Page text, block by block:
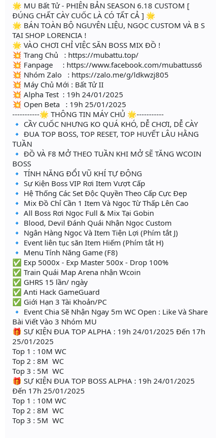
🌟 MU Bất Tử - PHIÊN BẢN SEASON 6.18 CUSTOM [
ĐÚNG CHẤT CÀY CUỐC LÀ CÓ TẤT CẢ ] 🌟
🌟 BÁN TOÀN BỘ NGUYÊN LIỆU, NGỌC CUSTOM VÀ B S
TẠI SHOP LORENCIA !
🌟 VÀO CHƠI CHỈ VIỆC SĂN BOSS MIX ĐỒ !
💥 Trang Chủ : https://mubattu.top/
💥 Fanpage : https://www.facebook.com/mubattuss6
💥 Nhóm Zalo : https://zalo.me/g/ldkwzj805
💥 Máy Chủ Mới : Bất Tử II
💥 Alpha Test : 19h 24/01/2025
💥 Open Beta : 19h 25/01/2025
-----------🌟 THÔNG TIN MÁY CHỦ 🌟-----------
🔹 CẦY CUỐC NHƯNG KO QUÁ KHÓ, DỄ CHƠI, DỄ CÀY
🔹 ĐUA TOP BOSS, TOP RESET, TOP HUYẾT LÂU HẰNG
TUẦN
🔹 ĐỒ VÀ F8 MỞ THEO TUẦN KHI MỞ SẼ TĂNG WCOIN
BOSS
🔹 TÍNH NĂNG ĐỔI VŨ KHÍ TỰ ĐỘNG
🔹 Sự Kiện Boss VIP Rơi Item Vượt Cấp
🔹 Hệ Thống Các Set Độc Quyền Theo Cấp Cực Đẹp
🔹 Mix Đồ Chỉ Cần 1 Item Và Ngọc Từ Thấp Lên Cao
🔹 All Boss Rơi Ngọc Full & Mix Tại Gobin
🔹 Blood, Devil Đánh Quái Nhận Ngọc Custom
🔹 Ngân Hàng Ngọc Và Item Tiện Lợi (Phím tắt J)
🔹 Event liên tục săn Item Hiếm (Phím tắt H)
🔹 Menu Tính Năng Game (F8)
✅ Exp 5000x - Exp Master 500x - Drop 100%
✅ Train Quái Map Arena nhận Wcoin
✅ GHRS 15 lần/ ngày
✅ Anti Hack GameGuard
✅ Giới Hạn 3 Tài Khoản/PC
🔹 Event Chia Sẽ Nhận Ngay 5m WC Open : Like Và Share
Bài Viết Vào 3 Nhóm MU
🎁 SỰ KIỆN ĐUA TOP ALPHA : 19h 24/01/2025 Đến 17h
25/01/2025
Top 1 : 10M WC
Top 2 : 8M WC
Top 3 : 5M WC
🎁 SỰ KIỆN ĐUA TOP BOSS ALPHA : 19h 24/01/2025
Đến 17h 25/01/2025
Top 1 : 10M WC
Top 2 : 8M WC
Top 3 : 5M WC